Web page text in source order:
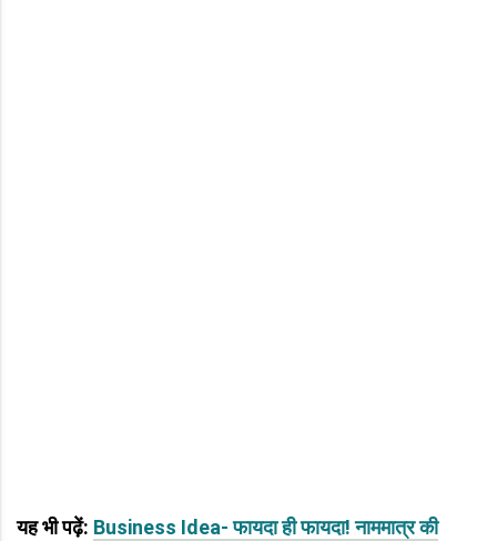
यह भी पढ़ें: Business Idea- फायदा ही फायदा! नाममात्र की